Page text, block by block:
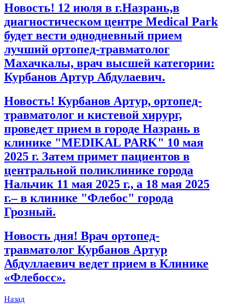
Новость! 12 июля в г.Назрань,в
диагностическом центре Medical Park
будет вести однодневный прием
лучший ортопед-травматолог
Махачкалы, врач высшей категории:
Курбанов Артур Абдулаевич.
Новость! Курбанов Артур, ортопед-
травматолог и кистевой хирург,
проведет прием в городе Назрань в
клинике "MEDIKAL PARK" 10 мая
2025 г. Затем примет пациентов в
центральной поликлинике города
Нальчик 11 мая 2025 г., а 18 мая 2025
г.– в клинике "Флебос" города
Грозный.
Новость дня! Врач ортопед-
травматолог Курбанов Артур
Абдуллаевич ведет прием в Клинике
«Флебосс».
Назад